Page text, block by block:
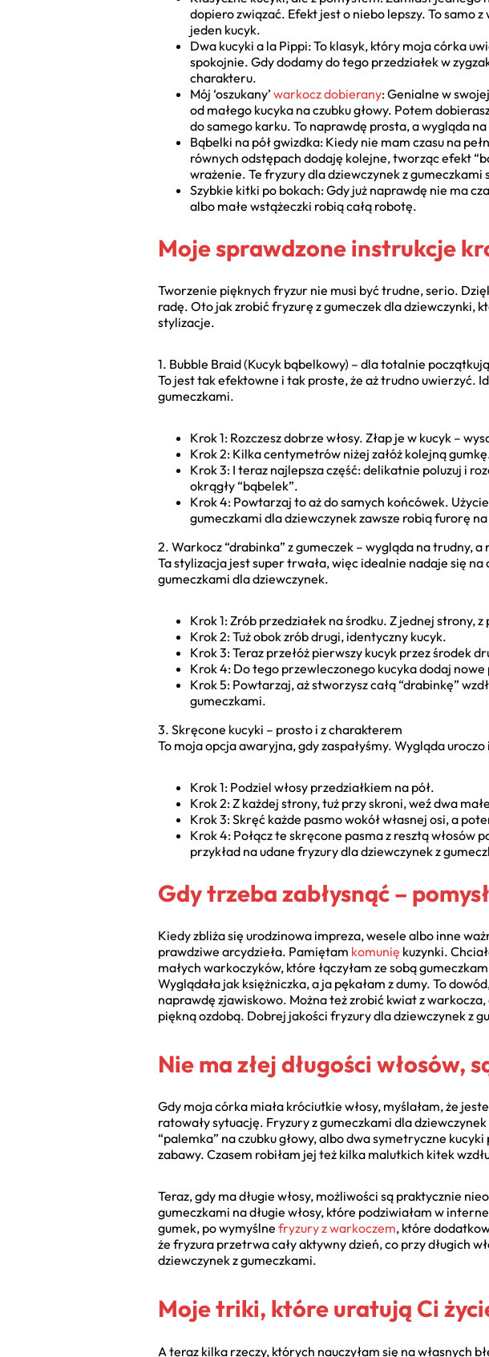
dopiero związać. Efekt jest o niebo lepszy. To samo
jeden kucyk.
Dwa kucyki a la Pippi: To klasyk, który moja córka
spokojnie. Gdy dodamy do tego przedziałek w
charakteru.
Mój ‘oszukany’ warkocz dobierany: Genialne w
od małego kucyka na czubku głowy. Potem
do samego karku. To naprawdę prosta, a wygląda
Bąbelki na pół gwizdka: Kiedy nie mam czasu na
równych odstępach dodaję kolejne, tworząc efekt
wrażenie. Te fryzury dla dziewczynek z gumeczkami
Szybkie kitki po bokach: Gdy już naprawdę nie ma
albo małe wstążeczki robią całą robotę.
Moje sprawdzone instrukcje
Tworzenie pięknych fryzur nie musi być trudne, serio.
radę. Oto jak zrobić fryzurę z gumeczek dla dziewczynki,
stylizacje.
1. Bubble Braid (Kucyk bąbelkowy) – dla totalnie
To jest tak efektowne i tak proste, że aż trudno uwierzyć.
gumeczkami.
Krok 1: Rozczesz dobrze włosy. Złap je w kucyk –
Krok 2: Kilka centymetrów niżej załóż kolejną
Krok 3: I teraz najlepsza część: delikatnie poluzuj i
okrągły “bąbelek”.
Krok 4: Powtarzaj to aż do samych końcówek.
gumeczkami dla dziewczynek zawsze robią furorę
2. Warkocz “drabinka” z gumeczek – wygląda na trudny, a
Ta stylizacja jest super trwała, więc idealnie nadaje się
gumeczkami dla dziewczynek.
Krok 1: Zrób przedziałek na środku. Z jednej strony,
Krok 2: Tuż obok zrób drugi, identyczny kucyk.
Krok 3: Teraz przełóż pierwszy kucyk przez środek
Krok 4: Do tego przewleczonego kucyka dodaj
Krok 5: Powtarzaj, aż stworzysz całą “drabinkę”
gumeczkami.
3. Skręcone kucyki – prosto i z charakterem
To moja opcja awaryjna, gdy zaspałyśmy. Wygląda uroczo
Krok 1: Podziel włosy przedziałkiem na pół.
Krok 2: Z każdej strony, tuż przy skroni, weź dwa
Krok 3: Skręć każde pasmo wokół własnej osi, a
Krok 4: Połącz te skręcone pasma z resztą
przykład na udane fryzury dla dziewczynek z
Gdy trzeba zabłysnąć –
Kiedy zbliża się urodzinowa impreza, wesele albo inne
prawdziwe arcydzieła. Pamiętam komunię kuzynki.
małych warkoczyków, które łączyłam ze sobą
Wyglądała jak księżniczka, a ja pękałam z dumy. To
naprawdę zjawiskowo. Można też zrobić kwiat z
piękną ozdobą. Dobrej jakości fryzury dla dziewczynek z
Nie ma złej długości włosów,
Gdy moja córka miała króciutkie włosy, myślałam, że
ratowały sytuację. Fryzury z gumeczkami dla
“palemka” na czubku głowy, albo dwa symetryczne
zabawy. Czasem robiłam jej też kilka malutkich kitek
Teraz, gdy ma długie włosy, możliwości są praktycznie
gumeczkami na długie włosy, które podziwiałam w
gumek, po wymyślne fryzury z warkoczem, które
że fryzura przetrwa cały aktywny dzień, co przy długich
dziewczynek z gumeczkami.
Moje triki, które uratują Ci
A teraz kilka rzeczy, których nauczyłam się na własnych